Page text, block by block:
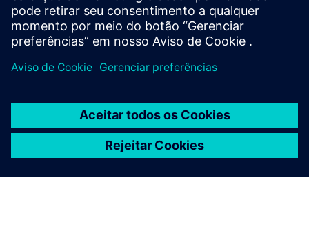
Solução Smart Hub para integração perfeita de TI e OT na
nuvem